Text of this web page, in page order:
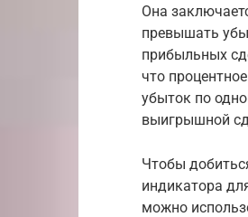
Она
превышать
прибыльных
что
убыток по
выигрышной
Чтобы
индикатора
можно